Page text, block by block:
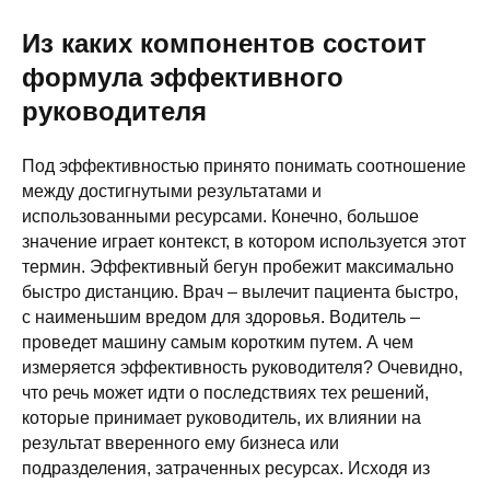
Из каких компонентов состоит
формула эффективного
руководителя
Под эффективностью принято понимать соотношение
между достигнутыми результатами и
использованными ресурсами. Конечно, большое
значение играет контекст, в котором используется этот
термин. Эффективный бегун пробежит максимально
быстро дистанцию. Врач – вылечит пациента быстро,
с наименьшим вредом для здоровья. Водитель –
проведет машину самым коротким путем. А чем
измеряется эффективность руководителя? Очевидно,
что речь может идти о последствиях тех решений,
которые принимает руководитель, их влиянии на
результат вверенного ему бизнеса или
подразделения, затраченных ресурсах. Исходя из